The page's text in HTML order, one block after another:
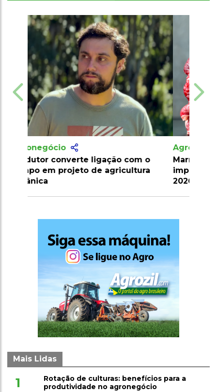
Agronegócio
Marrocos suspende tarifas de
importação de carnes e ovinos até
2026
Mais Lidas
1
Rotação de culturas: benefícios para a
produtividade no agronegócio